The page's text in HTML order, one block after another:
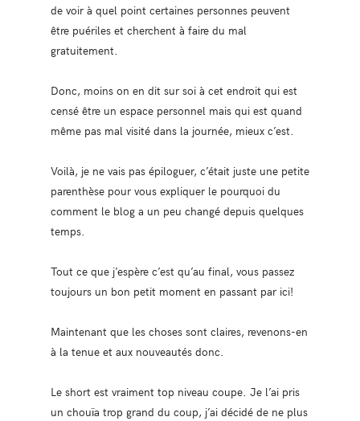
de voir à quel point certaines personnes peuvent
être puériles et cherchent à faire du mal
gratuitement.
Donc, moins on en dit sur soi à cet endroit qui est
censé être un espace personnel mais qui est quand
même pas mal visité dans la journée, mieux c’est.
Voilà, je ne vais pas épiloguer, c’était juste une petite
parenthèse pour vous expliquer le pourquoi du
comment le blog a un peu changé depuis quelques
temps.
Tout ce que j’espère c’est qu’au final, vous passez
toujours un bon petit moment en passant par ici!
Maintenant que les choses sont claires, revenons-en
à la tenue et aux nouveautés donc.
Le short est vraiment top niveau coupe. Je l’ai pris
un chouïa trop grand du coup, j’ai décidé de ne plus